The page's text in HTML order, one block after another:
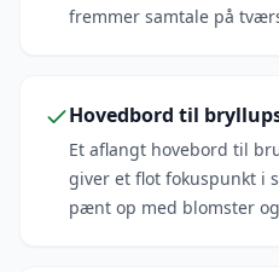
fremmer samtale på
Hovedbord til
Et aflangt hovebord til
giver et flot fokuspunkt i
pænt op med blomster